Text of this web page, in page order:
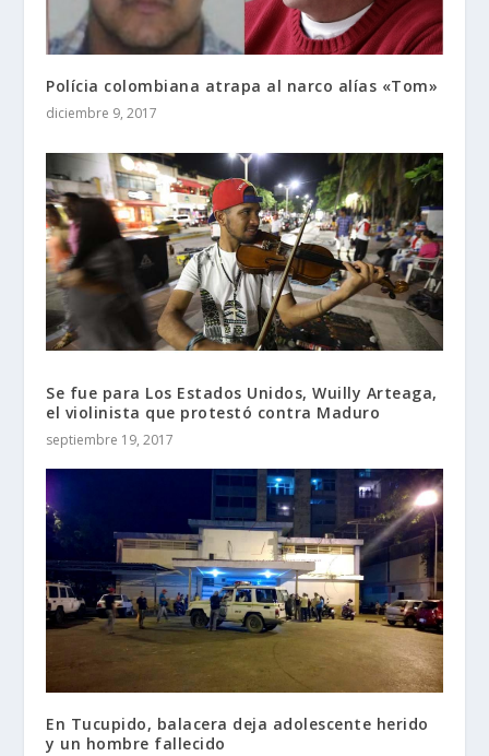
Polícia colombiana atrapa al narco alías «Tom»
diciembre 9, 2017
Se fue para Los Estados Unidos, Wuilly Arteaga,
el violinista que protestó contra Maduro
septiembre 19, 2017
En Tucupido, balacera deja adolescente herido
y un hombre fallecido